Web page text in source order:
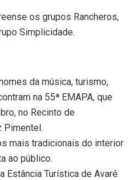
os grupos Rancheros,
Simplicidade.
da música, turismo,
na 55ª EMAPA, que
no Recinto de
Pimentel.
mais tradicionais do interior
ao público.
Estância Turística de Avaré.